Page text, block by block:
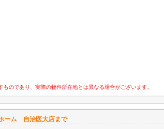
のであり、実際の物件所在地とは異なる場合がございます。
ーム 自治医大店まで